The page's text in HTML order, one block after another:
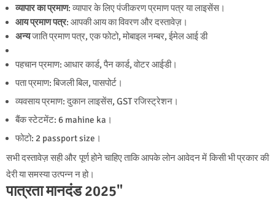
व्यापार का प्रमाण: व्यापार के लिए पंजीकरण प्रमाण पत्र या लाइसेंस।
आय प्रमाण पत्र: आपकी आय का विवरण और दस्तावेज़।
अन्यजाति प्रमाण पत्र, एक फोटो, मोबाइल नम्बर, ईमेल आई डी
पहचान प्रमाण: आधार कार्ड, पैन कार्ड, वोटर आईडी।
पता प्रमाण: बिजली बिल, पासपोर्ट।
व्यवसाय प्रमाण: दुकान लाइसेंस, GST रजिस्ट्रेशन।
बैंक स्टेटमेंट: 6 mahine ka।
फोटो: 2 passport size।
सभी दस्तावेज़ सही और पूर्ण होने चाहिए ताकि आपके लोन आवेदन में किसी भी प्रकार की
देरी या समस्या उत्पन्न न हो।
पात्रता मानदंड 2025"